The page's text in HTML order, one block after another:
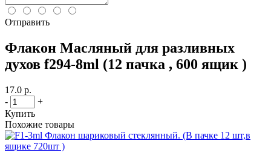
Отправить
Флакон Масляный для разливных
духов f294-8ml (12 пачка , 600 ящик )
17.0 р.
-
+
Купить
Похожие товары